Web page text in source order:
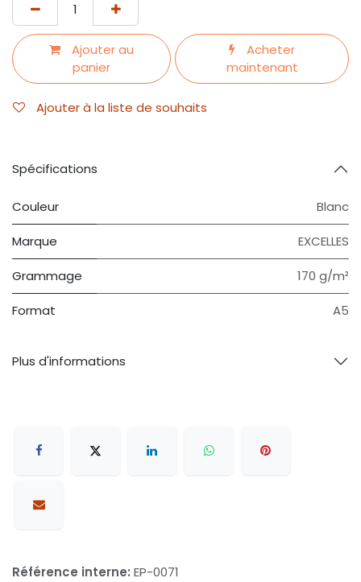
Ajouter au
panier
Acheter
maintenant
Ajouter à la liste de souhaits
Spécifications
Couleur Blanc
Marque EXCELLES
Grammage 170 g/m²
Format A5
Plus d'informations
Référence interne: EP-0071